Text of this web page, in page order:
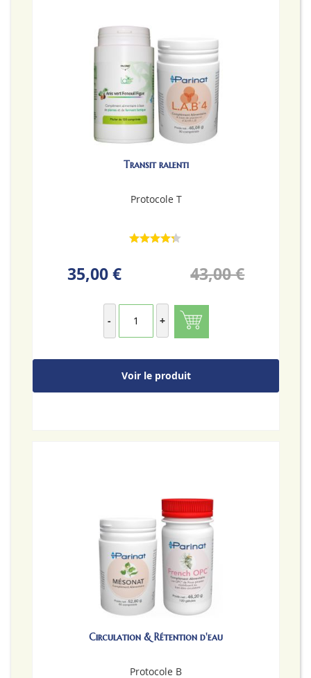
Transit ralenti
Protocole T
35,00 € 43,00 €
- +
Voir le produit
Circulation & Rétention d'eau
Protocole B